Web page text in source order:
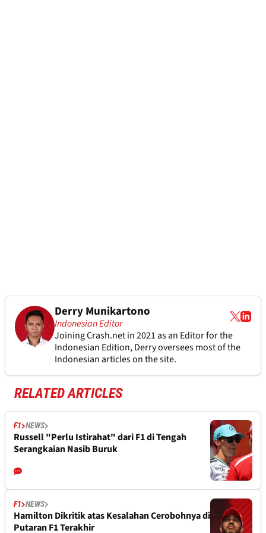
Derry Munikartono
Indonesian Editor
Joining Crash.net in 2021 as an Editor for the
Indonesian Edition, Derry oversees most of the
Indonesian articles on the site.
RELATED ARTICLES
F1 NEWS
Russell "Perlu Istirahat" dari F1 di Tengah
Serangkaian Nasib Buruk
F1 NEWS
Hamilton Dikritik atas Kesalahan Cerobohnya di
Putaran F1 Terakhir